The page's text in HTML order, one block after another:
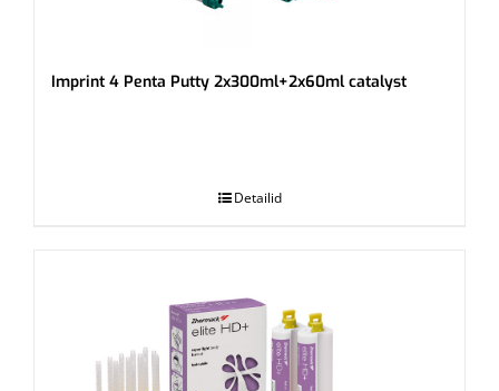
Imprint 4 Penta Putty 2x300ml+2x60ml catalyst
Detailid